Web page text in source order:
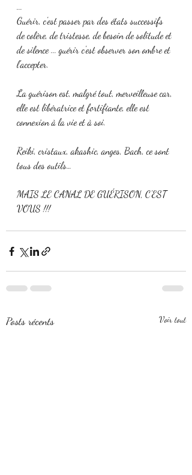
...
Guérir, c'est passer par des états successifs
de colère, de tristesse, de besoin de solitude et
de silence ... guérir c'est observer son ombre et
l'accepter.
La guérison est, malgré tout, merveilleuse car,
elle est libératrice et fortifiante, elle est
connexion à la vie et à soi.
Reiki, cristaux, akashic, anges, Bach, ce sont
tous des outils…
MAIS LE CANAL DE GUÉRISON, C'EST
VOUS !!!
Posts récents Voir tout